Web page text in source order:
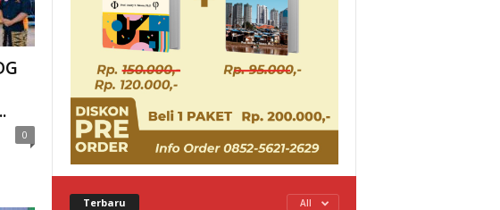
0
Terbaru All